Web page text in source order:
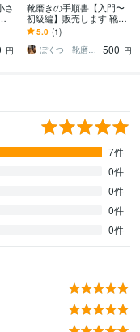
さ
円
靴磨きの手順書【入門〜
初級編】販売します 靴磨
き初心者向けの手順書をp
dfにてご提供いたします。
5.0 (1)
ぽくつ 靴磨きと保険
500 円
7件
0件
0件
0件
0件